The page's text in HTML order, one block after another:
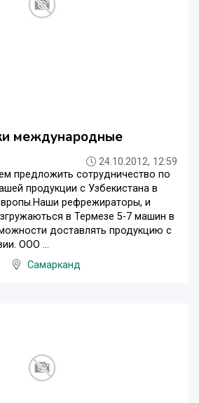
международные
24.10.2012, 12:59
предложить сотрудничество по
продукции с Узбекистана в
рефрежираторы, и
в Термезе 5-7 машин в
доставлять продукцию с
ООО ...
Самарканд